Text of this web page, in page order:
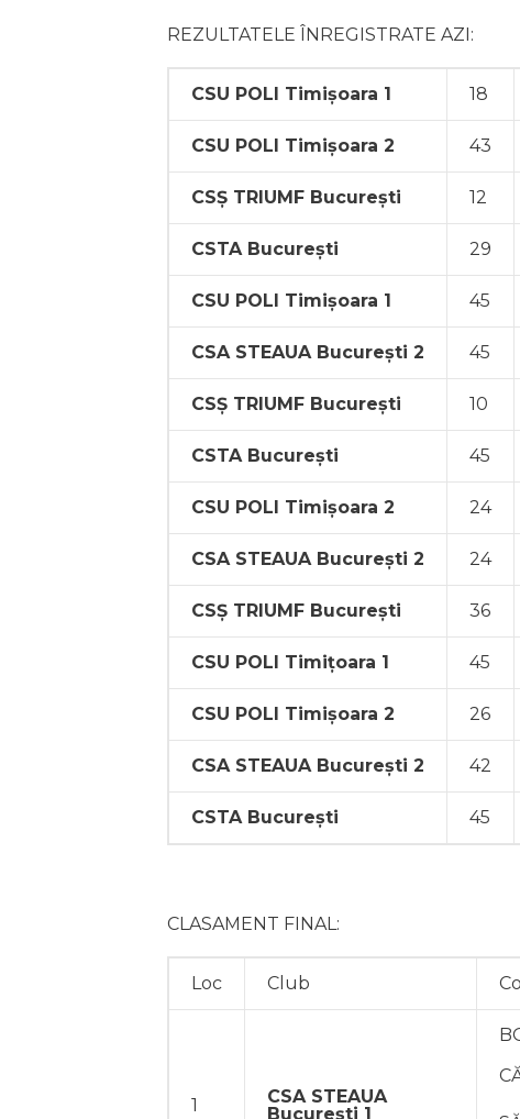
REZULTATELE ÎNREGISTRATE AZI:
CSU POLI Timișoara 1 18
CSU POLI Timișoara 2 43
CSȘ TRIUMF București 12
CSTA București 29
CSU POLI Timișoara 1 45
CSA STEAUA București 2 45
CSȘ TRIUMF București 10
CSTA București 45
CSU POLI Timișoara 2 24
CSA STEAUA București 2 24
CSȘ TRIUMF București 36
CSU POLI Timițoara 1 45
CSU POLI Timișoara 2 26
CSA STEAUA București 2 42
CSTA București 45
CLASAMENT FINAL:
Loc Club
1
CSA STEAUA
București 1